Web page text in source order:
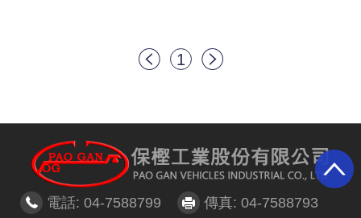
1
電話: 04-7588799 傳真: 04-7588793